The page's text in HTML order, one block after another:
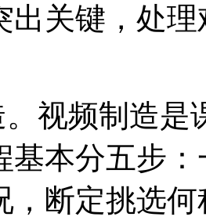
出关键，处
视频制造是
基本分五步
，断定挑选